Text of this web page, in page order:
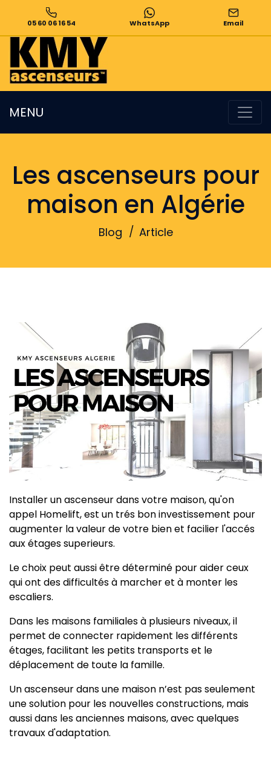
05 60 06 16 54 WhatsApp Email
MENU
Les ascenseurs pour
maison en Algérie
Blog Article
Installer un ascenseur dans votre maison, qu'on
appel Homelift, est un trés bon investissement pour
augmenter la valeur de votre bien et facilier l'accés
aux étages superieurs.
Le choix peut aussi être déterminé pour aider ceux
qui ont des difficultés à marcher et à monter les
escaliers.
Dans les maisons familiales à plusieurs niveaux, il
permet de connecter rapidement les différents
étages, facilitant les petits transports et le
déplacement de toute la famille.
Un ascenseur dans une maison n’est pas seulement
une solution pour les nouvelles constructions, mais
aussi dans les anciennes maisons, avec quelques
travaux d'adaptation.